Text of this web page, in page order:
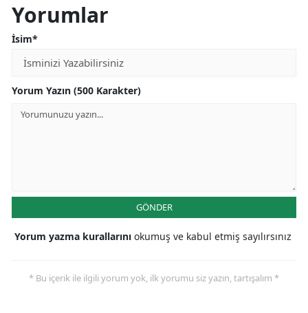
Yorumlar
İsim*
Yorum Yazın (500 Karakter)
GÖNDER
Yorum yazma kurallarını okumuş ve kabul etmiş sayılırsınız
* Bu içerik ile ilgili yorum yok, ilk yorumu siz yazın, tartışalım *